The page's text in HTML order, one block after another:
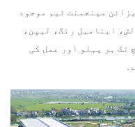
مینجمنٹ ٹیم موجود
اینامیل رنگ، لیپن،
ہر پہلو اور عمل کی